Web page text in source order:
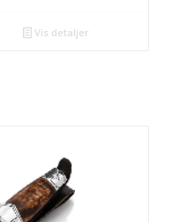
Vis detaljer